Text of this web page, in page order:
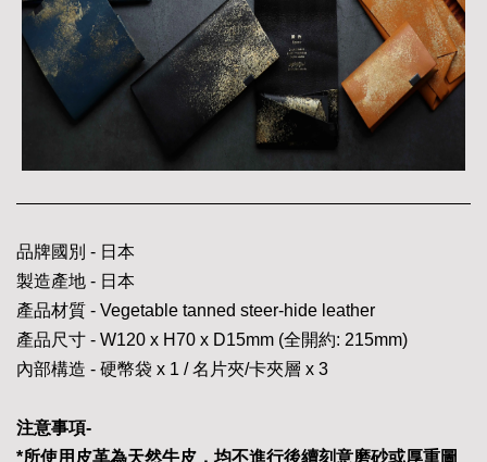
品牌國別 - 日本
製造產地 - 日本
產品材質 - Vegetable tanned steer-hide leather
產品尺寸 - W120 x H70 x D15mm (全開約: 215mm)
內部構造 - 硬幣袋 x 1 / 名片夾/卡夾層 x 3
注意事項-
*所使用皮革為天然牛皮，均不進行後續刻意磨砂或厚重圖